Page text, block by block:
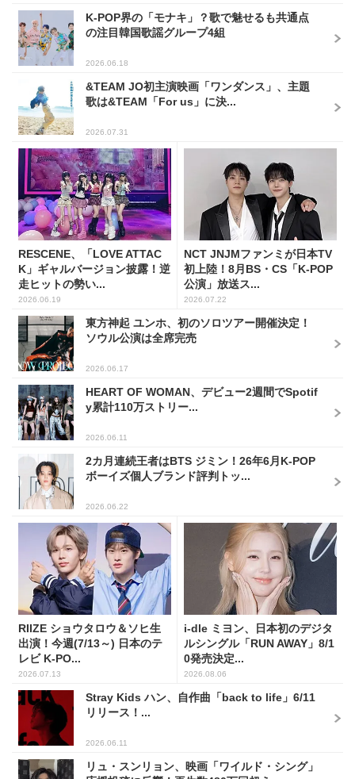
K-POP界の「モナキ」？歌で魅せるも共通点
の注目韓国歌謡グループ4組
2026.06.18
&TEAM JO初主演映画「ワンダンス」、主題
歌は&TEAM「For us」に決...
2026.07.31
RESCENE、「LOVE ATTAC
K」ギャルバージョン披露！逆
走ヒットの勢い...
2026.06.19
NCT JNJMファンミが日本TV
初上陸！8月BS・CS「K-POP
公演」放送ス...
2026.07.22
東方神起 ユンホ、初のソロツアー開催決定！
ソウル公演は全席完売
2026.06.17
HEART OF WOMAN、デビュー2週間でSpotif
y累計110万ストリー...
2026.06.11
2カ月連続王者はBTS ジミン！26年6月K-POP
ボーイズ個人ブランド評判トッ...
2026.06.22
RIIZE ショウタロウ＆ソヒ生
出演！今週(7/13～) 日本のテ
レビ K-PO...
2026.07.13
i-dle ミヨン、日本初のデジタ
ルシングル「RUN AWAY」8/1
0発売決定...
2026.08.06
Stray Kids ハン、自作曲「back to life」6/11
リリース！...
2026.06.11
リュ・スンリョン、映画「ワイルド・シング」